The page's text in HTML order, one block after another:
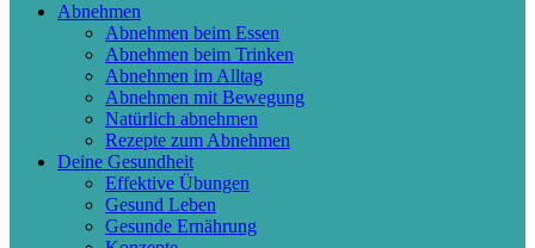
Abnehmen
Abnehmen beim Essen
Abnehmen beim Trinken
Abnehmen im Alltag
Abnehmen mit Bewegung
Natürlich abnehmen
Rezepte zum Abnehmen
Deine Gesundheit
Effektive Übungen
Gesund Leben
Gesunde Ernährung